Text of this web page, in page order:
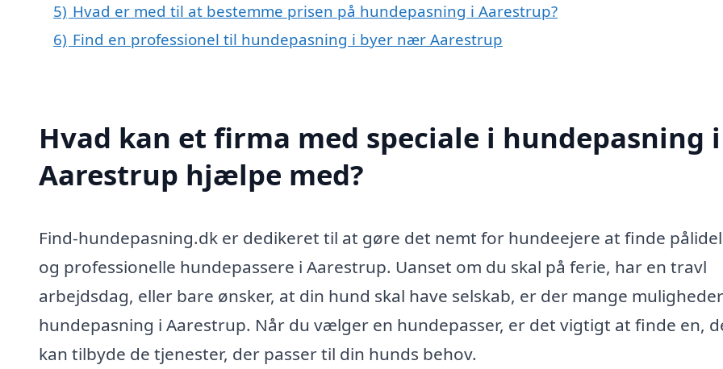
5) Hvad er med til at bestemme prisen på hundepasning i Aarestrup?
6) Find en professionel til hundepasning i byer nær Aarestrup
Hvad kan et firma med speciale i hundepasning i
Aarestrup hjælpe med?
Find-hundepasning.dk er dedikeret til at gøre det nemt for hundeejere at finde
og professionelle hundepassere i Aarestrup. Uanset om du skal på ferie, har en travl
arbejdsdag, eller bare ønsker, at din hund skal have selskab, er der mange
hundepasning i Aarestrup. Når du vælger en hundepasser, er det vigtigt at finde en,
kan tilbyde de tjenester, der passer til din hunds behov.